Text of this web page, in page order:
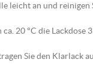
leicht an und reinigen
20 °C die
Sie den Klarlack